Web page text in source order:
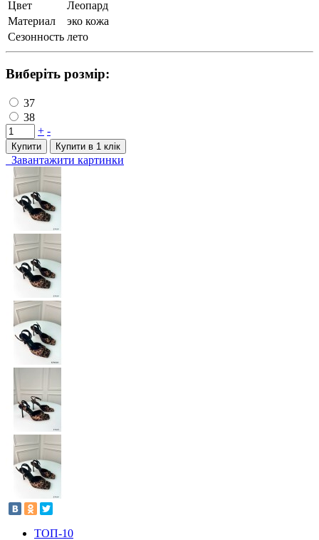
Цвет
Леопард
Материал
эко кожа
Сезонность лето
Виберіть розмір:
37
38
+ -
Купити Купити в 1 клiк
Завантажити картинки
ТОП-10